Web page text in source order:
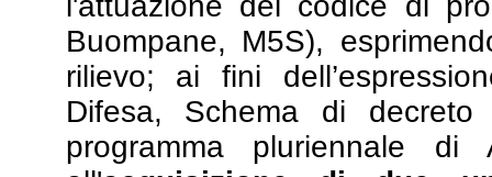
Buompane, M5S),
rilievo; ai fini
Difesa, Schema di
programma pluriennale